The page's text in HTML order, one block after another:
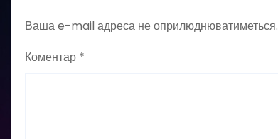
Ваша e-mail адреса не оприлюднюватиметься.
Коментар *